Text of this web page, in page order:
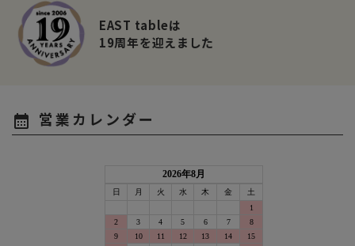
EAST tableは
19周年を迎えました
calendar_month 営業カレンダー